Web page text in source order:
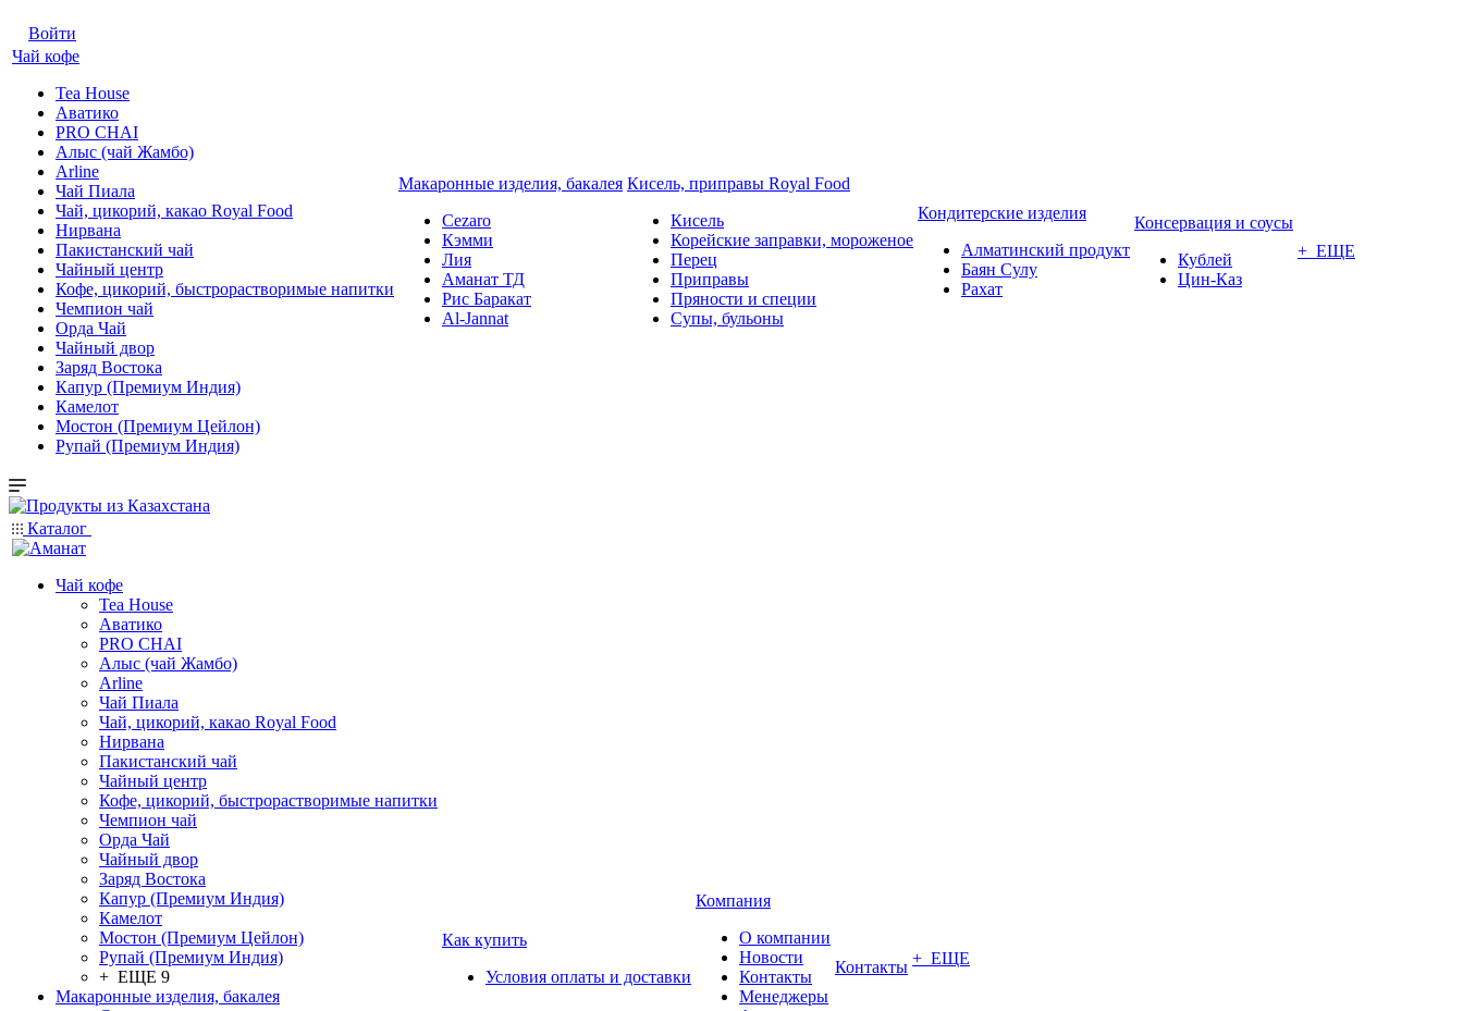
Войти
Чай кофе
Tea House
Аватико
PRO CHAI
Алыс (чай Жамбо)
Arline
Чай Пиала
Чай, цикорий, какао Royal Food
Нирвана
Пакистанский чай
Чайный центр
Кофе, цикорий, быстрорастворимые напитки
Чемпион чай
Орда Чай
Чайный двор
Заряд Востока
Капур (Премиум Индия)
Камелот
Мостон (Премиум Цейлон)
Рупай (Премиум Индия)
Макаронные изделия, бакалея
Cezaro
Кэмми
Лия
Аманат ТД
Рис Баракат
Al-Jannat
Кисель, приправы Royal Food
Кисель
Корейские заправки, мороженое
Перец
Приправы
Пряности и специи
Супы, бульоны
Кондитерские изделия
Алматинский продукт
Баян Сулу
Рахат
Консервация и соусы
Кублей
Цин-Каз
+ ЕЩЕ
Каталог
Чай кофе
Tea House
Аватико
PRO CHAI
Алыс (чай Жамбо)
Arline
Чай Пиала
Чай, цикорий, какао Royal Food
Нирвана
Пакистанский чай
Чайный центр
Кофе, цикорий, быстрорастворимые напитки
Чемпион чай
Орда Чай
Чайный двор
Заряд Востока
Капур (Премиум Индия)
Камелот
Мостон (Премиум Цейлон)
Рупай (Премиум Индия)
+ ЕЩЕ 9
Макаронные изделия, бакалея
Как купить
Условия оплаты и доставки
Компания
О компании
Новости
Контакты
Менеджеры
Контакты + ЕЩЕ